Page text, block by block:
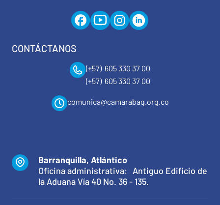
CONTÁCTANOS
(+57) 605 330 37 00
(+57) 605 330 37 00
comunica@camarabaq.org.co
Barranquilla, Atlántico
Oficina administrativa: Antiguo Edificio de
la Aduana Vía 40 No. 36 - 135.